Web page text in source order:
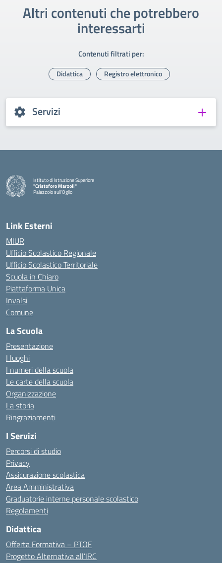
Altri contenuti che potrebbero
interessarti
Contenuti filtrati per:
Didattica Registro elettronico
Servizi
Istituto di Istruzione Superiore
"Cristoforo Marzoli"
Palazzolo sull'Oglio
— Visita la pagina iniziale della scuola
Link Esterni
MIUR
Ufficio Scolastico Regionale
Ufficio Scolastico Territoriale
Scuola in Chiaro
Piattaforma Unica
Invalsi
Comune
La Scuola
Presentazione
I luoghi
I numeri della scuola
Le carte della scuola
Organizzazione
La storia
Ringraziamenti
I Servizi
Percorsi di studio
Privacy
Assicurazione scolastica
Area Amministrativa
Graduatorie interne personale scolastico
Regolamenti
Didattica
Offerta Formativa – PTOF
Progetto Alternativa all’IRC